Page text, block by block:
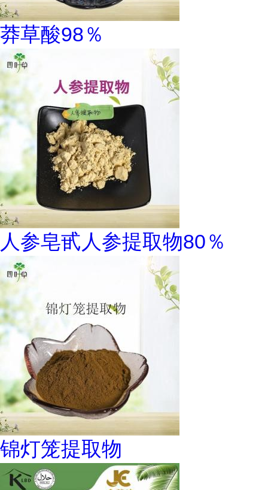
莽草酸98％
人参皂甙人参提取物80％
锦灯笼提取物